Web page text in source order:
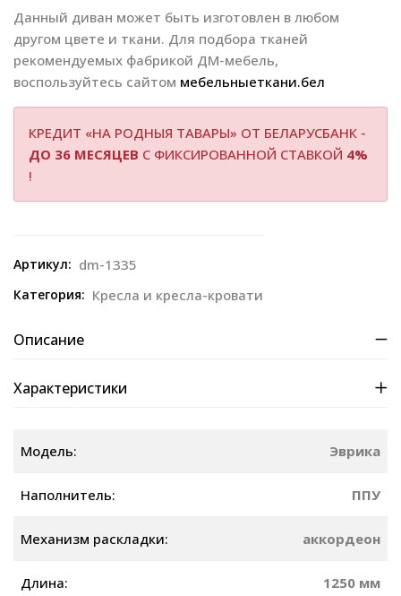
Данный диван может быть изготовлен в любом
другом цвете и ткани. Для подбора тканей
рекомендуемых фабрикой ДМ-мебель,
воспользуйтесь сайтом мебельныеткани.бел
КРЕДИТ «НА РОДНЫЯ ТАВАРЫ» ОТ БЕЛАРУСБАНК -
ДО 36 МЕСЯЦЕВ С ФИКСИРОВАННОЙ СТАВКОЙ 4%
!
Артикул: dm-1335
Категория: Кресла и кресла-кровати
Описание
Характеристики
Модель: Эврика
Наполнитель: ППУ
Механизм раскладки: аккордеон
Длина: 1250 мм